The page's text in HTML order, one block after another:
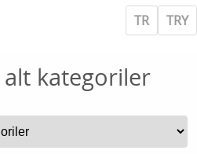
TR TRY
kategoriler